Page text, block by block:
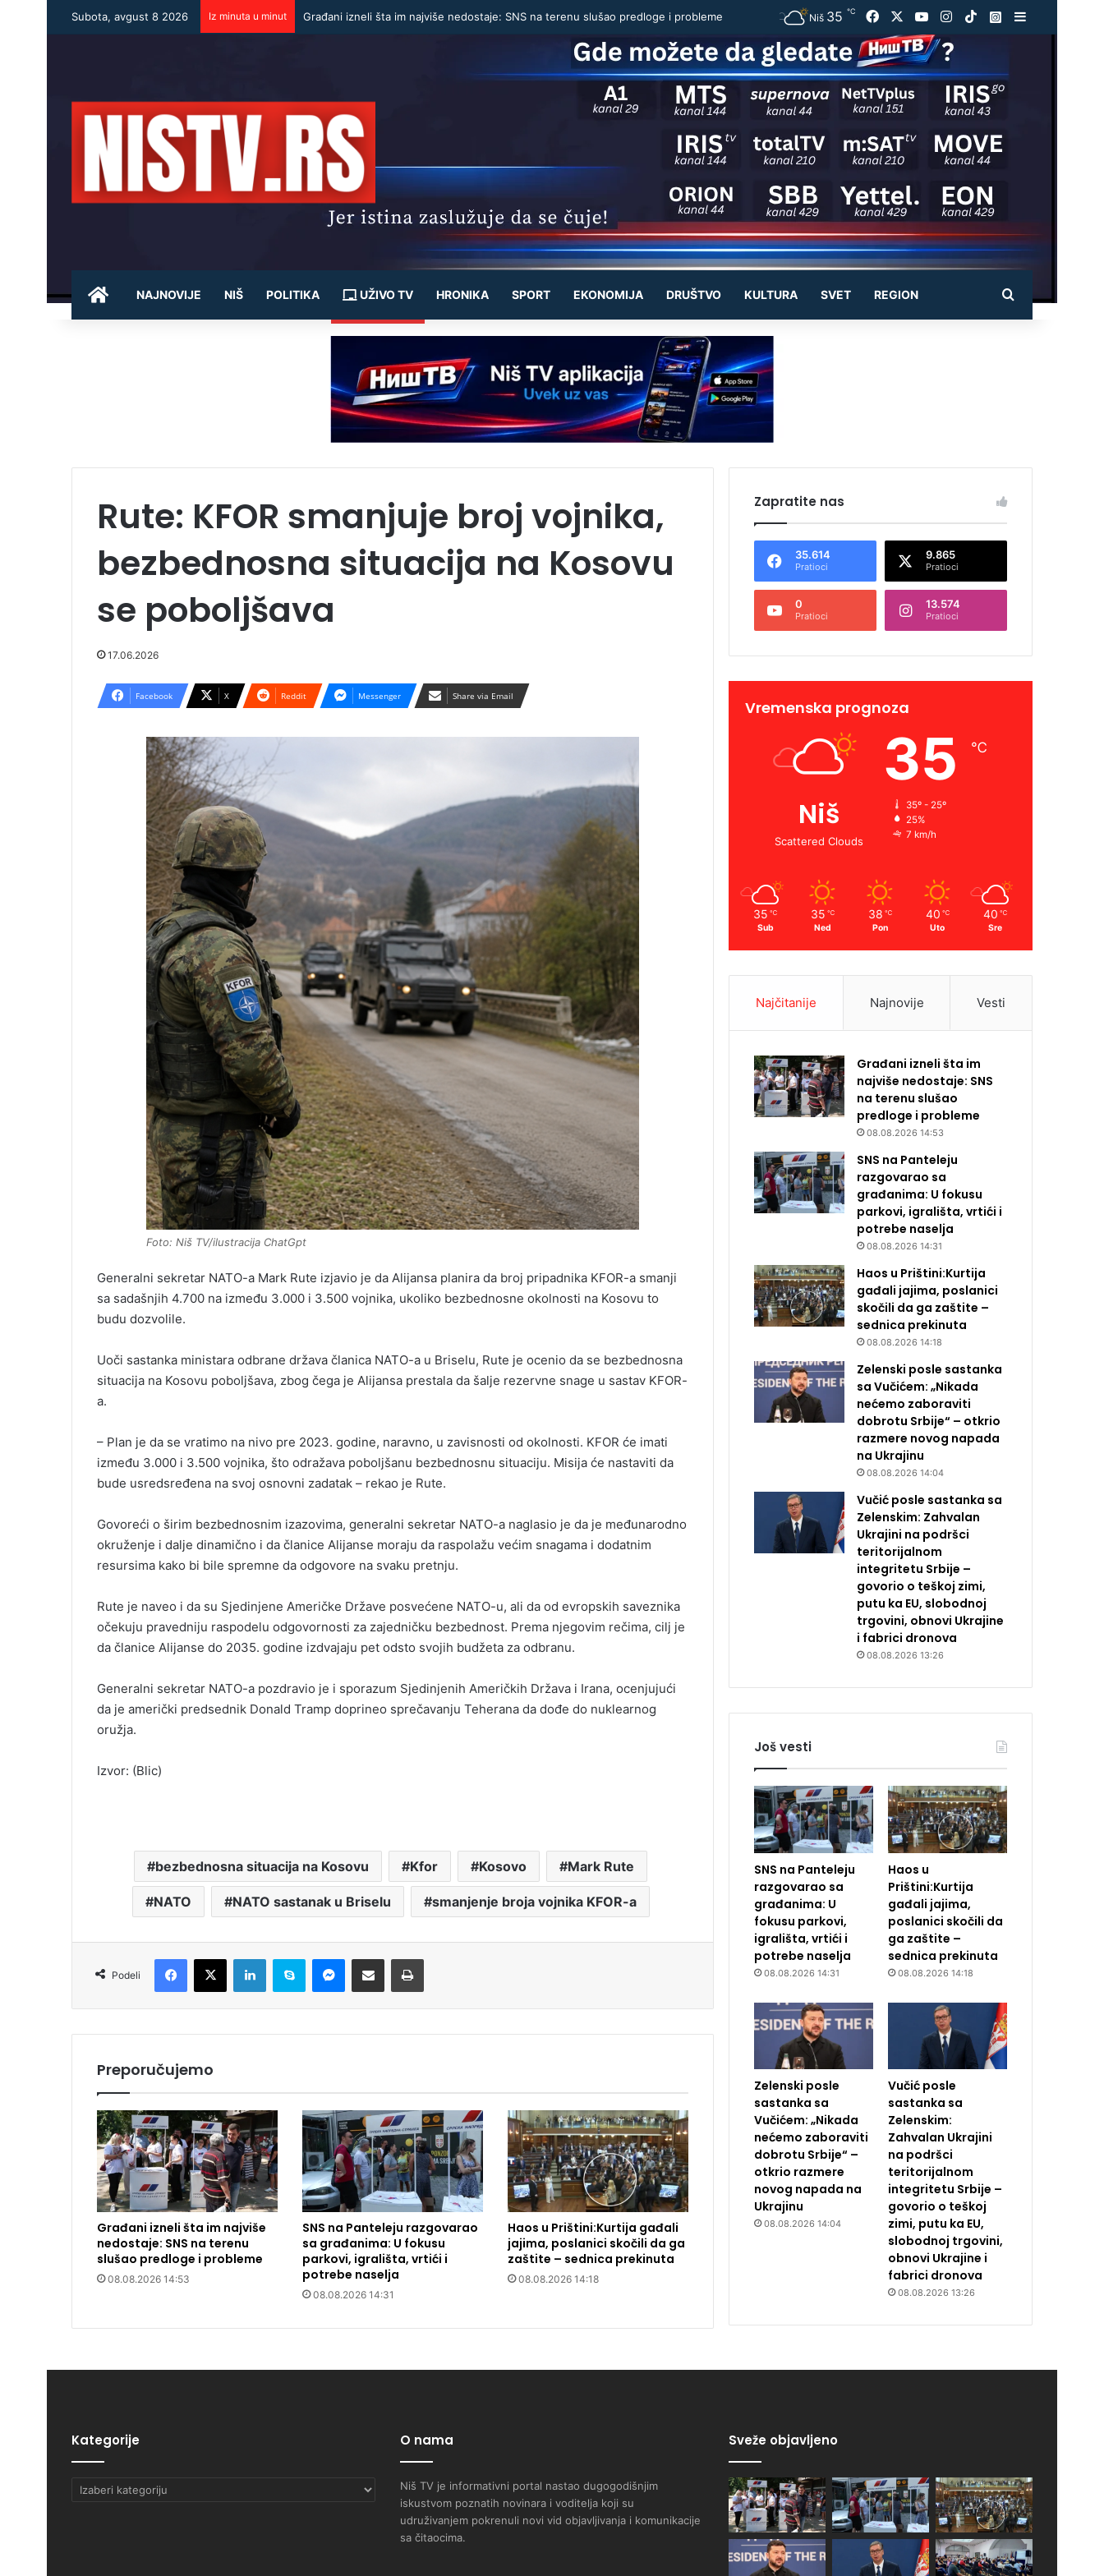
Subota, avgust 8 2026 Iz minuta u minut Građani izneli šta im najviše nedostaje: SNS na terenu slušao predloge i probleme Niš 35 ℃ Facebook YouTubeInstagram
TikTokInstagram
POČETNA
NAJNOVIJE NIŠ POLITIKA UŽIVO TV HRONIKA SPORT EKONOMIJA DRUŠTVO KULTURA SVET REGION Pretraži
Rute: KFOR smanjuje broj vojnika,
bezbednosna situacija na Kosovu
se poboljšava
17.06.2026
Facebook X Reddit Messenger Share via Email
Foto: Niš TV/ilustracija ChatGpt
Generalni sekretar NATO-a Mark Rute izjavio je da Alijansa planira da broj pripadnika KFOR-a smanji
sa sadašnjih 4.700 na između 3.000 i 3.500 vojnika, ukoliko bezbednosne okolnosti na Kosovu to
budu dozvolile.
Uoči sastanka ministara odbrane država članica NATO-a u Briselu, Rute je ocenio da se bezbednosna
situacija na Kosovu poboljšava, zbog čega je Alijansa prestala da šalje rezervne snage u sastav KFOR-
a.
– Plan je da se vratimo na nivo pre 2023. godine, naravno, u zavisnosti od okolnosti. KFOR će imati
između 3.000 i 3.500 vojnika, što odražava poboljšanu bezbednosnu situaciju. Misija će nastaviti da
bude usredsređena na svoj osnovni zadatak – rekao je Rute.
Govoreći o širim bezbednosnim izazovima, generalni sekretar NATO-a naglasio je da je međunarodno
okruženje i dalje dinamično i da članice Alijanse moraju da raspolažu većim snagama i dodatnim
resursima kako bi bile spremne da odgovore na svaku pretnju.
Rute je naveo i da su Sjedinjene Američke Države posvećene NATO-u, ali da od evropskih saveznika
očekuju pravedniju raspodelu odgovornosti za zajedničku bezbednost. Prema njegovim rečima, cilj je
da članice Alijanse do 2035. godine izdvajaju pet odsto svojih budžeta za odbranu.
Generalni sekretar NATO-a pozdravio je i sporazum Sjedinjenih Američkih Država i Irana, ocenjujući
da je američki predsednik Donald Tramp doprineo sprečavanju Teherana da dođe do nuklearnog
oružja.
Izvor: (Blic)
bezbednosna situacija na Kosovu Kfor Kosovo Mark Rute
NATO NATO sastanak u Briselu smanjenje broja vojnika KFOR-a
Podeli
Preporučujemo
Građani izneli šta im najviše
nedostaje: SNS na terenu
slušao predloge i probleme
08.08.2026 14:53
SNS na Panteleju razgovarao
sa građanima: U fokusu
parkovi, igrališta, vrtići i
potrebe naselja
08.08.2026 14:31
Haos u Prištini:Kurtija gađali
jajima, poslanici skočili da ga
zaštite – sednica prekinuta
08.08.2026 14:18
Zapratite nas
35.614
Pratioci
9.865
Pratioci
0
Pratioci
13.574
Pratioci
Vremenska prognoza
Niš
Scattered Clouds
35 ℃
35º - 25º
25%
7 km/h
35 ℃
Sub
35 ℃
Ned
38 ℃
Pon
40 ℃
Uto
40 ℃
Sre
Najčitanije Najnovije Vesti
Građani izneli šta im
najviše nedostaje: SNS
na terenu slušao
predloge i probleme
08.08.2026 14:53
SNS na Panteleju
razgovarao sa
građanima: U fokusu
parkovi, igrališta, vrtići i
potrebe naselja
08.08.2026 14:31
Haos u Prištini:Kurtija
gađali jajima, poslanici
skočili da ga zaštite –
sednica prekinuta
08.08.2026 14:18
Zelenski posle sastanka
sa Vučićem: „Nikada
nećemo zaboraviti
dobrotu Srbije“ – otkrio
razmere novog napada
na Ukrajinu
08.08.2026 14:04
Vučić posle sastanka sa
Zelenskim: Zahvalan
Ukrajini na podršci
teritorijalnom
integritetu Srbije –
govorio o teškoj zimi,
putu ka EU, slobodnoj
trgovini, obnovi Ukrajine
i fabrici dronova
08.08.2026 13:26
Još vesti
SNS na Panteleju
razgovarao sa
građanima: U
fokusu parkovi,
igrališta, vrtići i
potrebe naselja
08.08.2026 14:31
Haos u
Prištini:Kurtija
gađali jajima,
poslanici skočili da
ga zaštite –
sednica prekinuta
08.08.2026 14:18
Zelenski posle
sastanka sa
Vučićem: „Nikada
nećemo zaboraviti
dobrotu Srbije“ –
otkrio razmere
novog napada na
Ukrajinu
08.08.2026 14:04
Vučić posle
sastanka sa
Zelenskim:
Zahvalan Ukrajini
na podršci
teritorijalnom
integritetu Srbije –
govorio o teškoj
zimi, putu ka EU,
slobodnoj trgovini,
obnovi Ukrajine i
fabrici dronova
08.08.2026 13:26
Kategorije
Kategorije
O nama
Niš TV je informativni portal nastao dugogodišnjim
iskustvom poznatih novinara i voditelja koji su
udruživanjem pokrenuli novi vid objavljivanja i komunikacije
sa čitaocima.
Sveže objavljeno